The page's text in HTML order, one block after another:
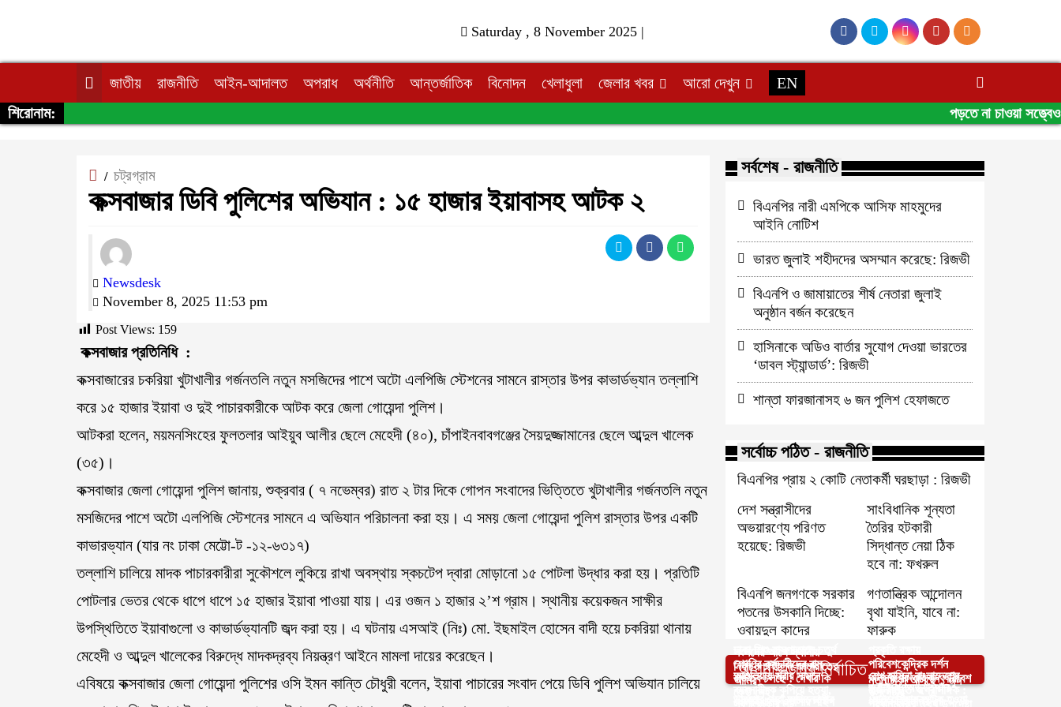
Saturday , 8 November 2025 |
জাতীয় রাজনীতি আইন-আদালত অপরাধ অর্থনীতি আন্তর্জাতিক বিনোদন খেলাধুলা জেলার খবর আরো দেখুন
EN
শিরোনাম:
পড়তে না চাওয়া সত্ত্বেও
/ চট্রগ্রাম
কক্সবাজার ডিবি পুলিশের অভিযান : ১৫ হাজার ইয়াবাসহ আটক ২
Newsdesk
November 8, 2025 11:53 pm
Post Views: 159
কক্সবাজার প্রতিনিধি :
কক্সবাজারের চকরিয়া খুটাখালীর গর্জনতলি নতুন মসজিদের পাশে অটো এলপিজি স্টেশনের সামনে রাস্তার উপর কাভার্ডভ্যান তল্লাশি
করে ১৫ হাজার ইয়াবা ও দুই পাচারকারীকে আটক করে জেলা গোয়েন্দা পুলিশ।
আটকরা হলেন, ময়মনসিংহের ফুলতলার আইয়ুব আলীর ছেলে মেহেদী (৪০), চাঁপাইনবাবগঞ্জের সৈয়দুজ্জামানের ছেলে আব্দুল খালেক
(৩৫)।
কক্সবাজার জেলা গোয়েন্দা পুলিশ জানায়, শুক্রবার ( ৭ নভেম্বর) রাত ২ টার দিকে গোপন সংবাদের ভিত্তিতে খুটাখালীর গর্জনতলি নতুন
মসজিদের পাশে অটো এলপিজি স্টেশনের সামনে এ অভিযান পরিচালনা করা হয়। এ সময় জেলা গোয়েন্দা পুলিশ রাস্তার উপর একটি
কাভারভ্যান (যার নং ঢাকা মেট্টো-ট -১২-৬৩১৭)
তল্লাশি চালিয়ে মাদক পাচারকারীরা সুকৌশলে লুকিয়ে রাখা অবস্থায় স্কচটেপ দ্বারা মোড়ানো ১৫ পোটলা উদ্ধার করা হয়। প্রতিটি
পোটলার ভেতর থেকে ধাপে ধাপে ১৫ হাজার ইয়াবা পাওয়া যায়। এর ওজন ১ হাজার ২’শ গ্রাম। স্থানীয় কয়েকজন সাক্ষীর
উপস্থিতিতে ইয়াবাগুলো ও কাভার্ডভ্যানটি জব্দ করা হয়। এ ঘটনায় এসআই (নিঃ) মো. ইছমাইল হোসেন বাদী হয়ে চকরিয়া থানায়
মেহেদী ও আব্দুল খালেকের বিরুদ্ধে মাদকদ্রব্য নিয়ন্ত্রণ আইনে মামলা দায়ের করেছেন।
এবিষয়ে কক্সবাজার জেলা গোয়েন্দা পুলিশের ওসি ইমন কান্তি চৌধুরী বলেন, ইয়াবা পাচারের সংবাদ পেয়ে ডিবি পুলিশ অভিযান চালিয়ে
সর্বশেষ - রাজনীতি
বিএনপির নারী এমপিকে আসিফ মাহমুদের
আইনি নোটিশ
ভারত জুলাই শহীদদের অসম্মান করেছে: রিজভী
বিএনপি ও জামায়াতের শীর্ষ নেতারা জুলাই
অনুষ্ঠান বর্জন করেছেন
হাসিনাকে অডিও বার্তার সুযোগ দেওয়া ভারতের
‘ডাবল স্ট্যান্ডার্ড’: রিজভী
শান্তা ফারজানাসহ ৬ জন পুলিশ হেফাজতে
সর্বোচ্চ পঠিত - রাজনীতি
বিএনপির প্রায় ২ কোটি নেতাকর্মী ঘরছাড়া : রিজভী
দেশ সন্ত্রাসীদের
অভয়ারণ্যে পরিণত
হয়েছে: রিজভী
সাংবিধানিক শূন্যতা
তৈরির হটকারী
সিদ্ধান্ত নেয়া ঠিক
হবে না: ফখরুল
বিএনপি জনগণকে সরকার
পতনের উসকানি দিচ্ছে:
ওবায়দুল কাদের
গণতান্ত্রিক আন্দোলন
বৃথা যাইনি, যাবে না:
ফারুক
আপনার জন্য নির্বাচিত
সংসদের আগে স্থানীয়
নির্বাচন চাইলেন জামায়াতের
আমির
নতুন টাকা আসছে ১ জুন
শ্রেণির কর্মচারীদের রাম
রাজত্ব চলছে ! দেখার কি
পরিবেশকেন্দ্রিক দর্শন
অনুসরণের আহ্বান পরিবেশ
আশুলিয়ায় স্ত্রীর সামনে
ব্যবসায়ীকে কুপিয়ে হত্যা,
শেখ হাসিনা বাংলাদেশের
রাজনীতিতে অপ্রাসঙ্গিক :
জুলাই গণঅভ্যুত্থান